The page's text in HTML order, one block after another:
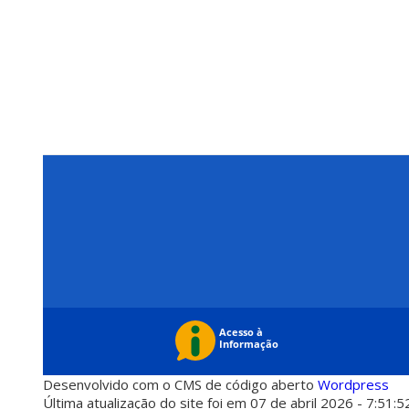
Desenvolvido com o CMS de código aberto Wordpress
Última atualização do site foi em 07 de abril 2026 -